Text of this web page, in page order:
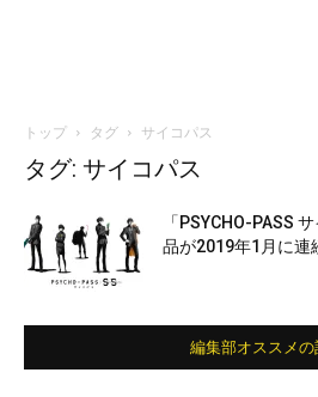
トップ タグ サイコパス
タグ: サイコパス
「PSYCHO-PASS
品が2019年1月に連
編集部オススメの